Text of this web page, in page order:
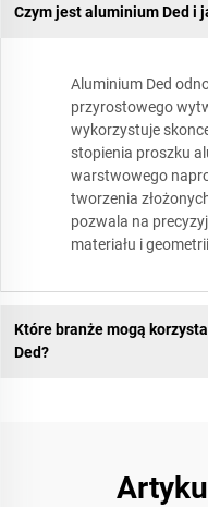
Czym jest aluminium Ded i
Aluminium Ded
przyrostowego
wykorzystuje
stopienia proszku
warstwowego
tworzenia
pozwala na
materiału i
Które branże mogą
Ded?